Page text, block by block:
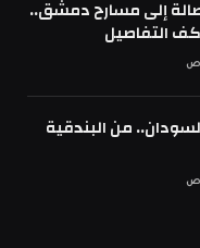
إلى مسارح دمشق..
التفاصيل
من البندقية